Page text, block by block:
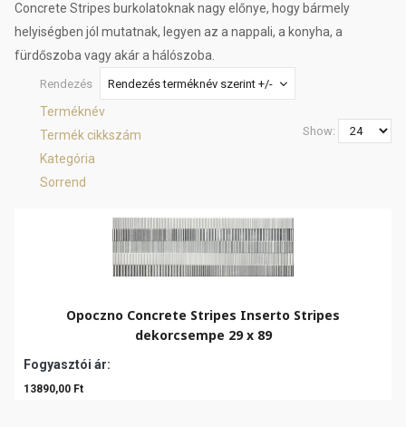
Concrete Stripes burkolatoknak nagy előnye, hogy bármely
helyiségben jól mutatnak, legyen az a nappali, a konyha, a
fürdőszoba vagy akár a hálószoba.
Rendezés Rendezés terméknév szerint +/-
Terméknév
Termék cikkszám
Kategória
Sorrend
Show:
Opoczno Concrete Stripes Inserto Stripes
dekorcsempe 29 x 89
Fogyasztói ár:
13890,00 Ft